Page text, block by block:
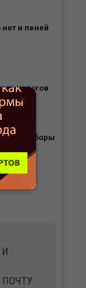
нет и пеней
налогов
сборы
×